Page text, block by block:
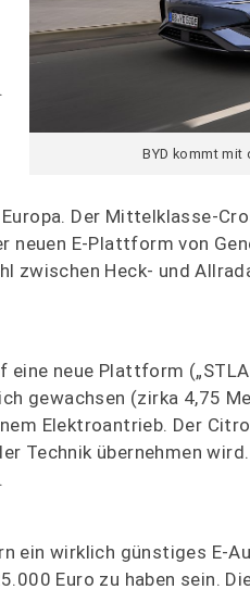
BYD kommt mit
Der Mittelklasse-
E-Plattform von
zwischen Heck- und
neue Plattform
gewachsen (zirka 4,75
Elektroantrieb. Der
Technik übernehmen
ein wirklich günstiges E-
Euro zu haben sein.